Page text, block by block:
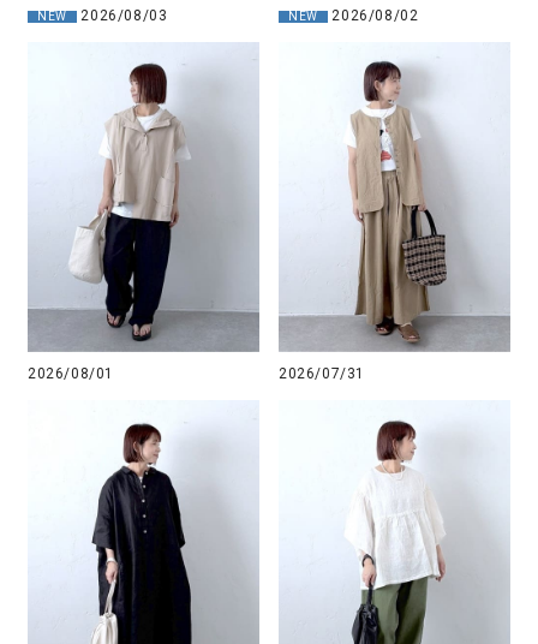
NEW 2026/08/03 NEW 2026/08/02
2026/08/01 2026/07/31